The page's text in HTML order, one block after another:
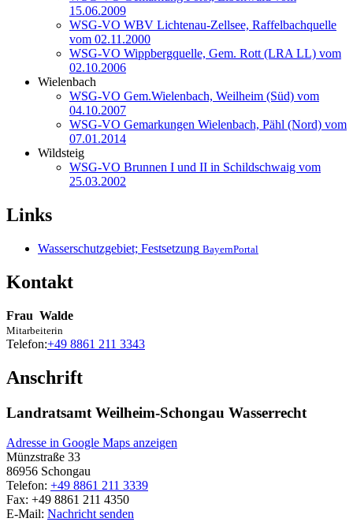
15.06.2009
WSG-VO WBV Lichtenau-Zellsee, Raffelbachquelle
vom 02.11.2000
WSG-VO Wippbergquelle, Gem. Rott (LRA LL) vom
02.10.2006
Wielenbach
WSG-VO Gem.Wielenbach, Weilheim (Süd) vom
04.10.2007
WSG-VO Gemarkungen Wielenbach, Pähl (Nord) vom
07.01.2014
Wildsteig
WSG-VO Brunnen I und II in Schildschwaig vom
25.03.2002
Links
Wasserschutzgebiet; Festsetzung BayernPortal
Kontakt
Frau Walde
Mitarbeiterin
Telefon:+49 8861 211 3343
Anschrift
Landratsamt Weilheim-Schongau Wasserrecht
Adresse in Google Maps anzeigen
Münzstraße 33
86956 Schongau
Telefon: +49 8861 211 3339
Fax: +49 8861 211 4350
E-Mail: Nachricht senden